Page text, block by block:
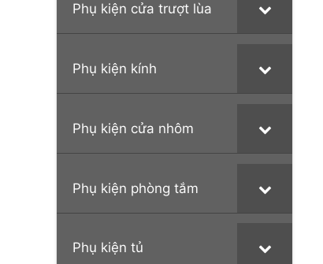
Phụ kiện cửa trượt lùa
Phụ kiện kính
Phụ kiện cửa nhôm
Phụ kiện phòng tắm
Phụ kiện tủ